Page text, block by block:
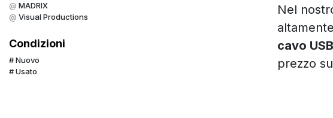
MADRIX
Visual Productions
Condizioni
Nuovo
Usato
Nel
cavo
prezzo